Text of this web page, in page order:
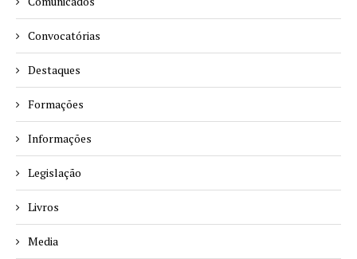
Convocatórias
Destaques
Formações
Informações
Legislação
Livros
Media